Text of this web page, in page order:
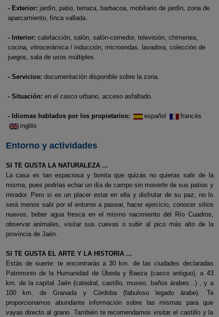
- Exterior: jardín, patio, terraza, barbacoa, mobiliario de jardín, zona de
aparcamiento, finca vallada.
- Interior: calefacción, salón, salón-comedor, televisión, chimenea,
cocina, vitrocerámica / inducción, microondas, lavadora, colección de
juegos, sala de usos múltiples.
- Servicios: documentación disponible sobre la zona.
- Situación: en el casco urbano, acceso asfaltado.
- Idiomas hablados por los propietarios: español
francés
inglés
Entorno y actividades
SI TE GUSTA LA NATURALEZA ...
La casa es tan espaciosa y bonita que quizás no quieras salir de la
misma, pues podrías echar un día de campo sin moverte de sus patios y
mirador. Pero si es un placer estar en ella y disfrutar de su paz, no lo
será menos salir por el entorno a pasear, hacer ejercicio, conocer sitios
nuevos, beber agua fresca en el mismo nacimiento del Río Cuadros,
observar animales, visitar sus cuevas o subir al pico más alto de la
provincia de Jaén.
SI TE GUSTA EL ARTE Y LA HISTORIA ...
Estás de suerte: te encontrarás a 30 km. de las ciudades declaradas
Patrimonio de la Humanidad de Úbeda y Baeza (casco antiguo), a 43
km. de la capital Jaén (catedral, castillo, museo, baños árabes...) , y a
100 km. de Granada y Córdoba (fabuloso legado árabe). Te
proporcionamos abundante información sobre las mismas para que
vayas directo al grano. También te recomendamos visitar el castillo y la